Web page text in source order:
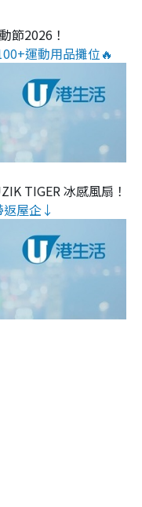
節2026！
運動用品攤位🔥
TIGER 冰感風扇！
返屋企↓